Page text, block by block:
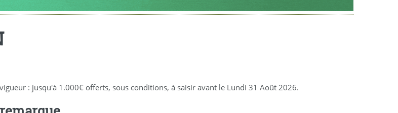
vigueur : jusqu'à 1.000€ offerts, sous conditions, à saisir avant le Lundi 31 Août 2026.